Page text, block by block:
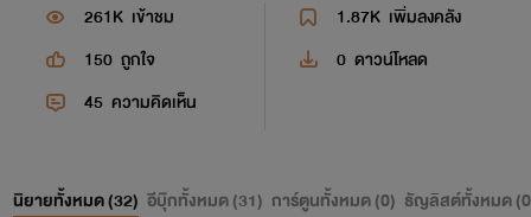
261K เข้าชม 1.87K เพิ่มลงคลัง
150 ถูกใจ 0 ดาวน์โหลด
45 ความคิดเห็น
นิยายทั้งหมด (32) อีบุ๊กทั้งหมด (31) การ์ตูนทั้งหมด (0) ธัญลิสต์ทั้งหมด (0